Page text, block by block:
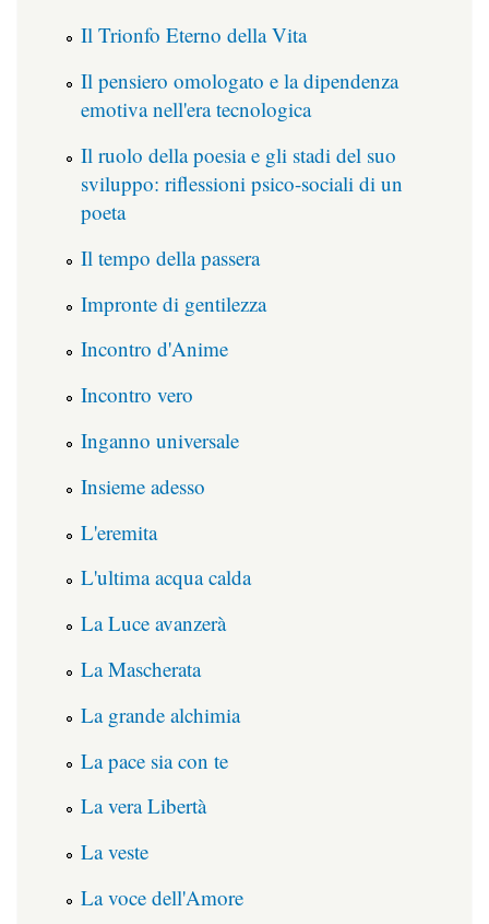
Il Trionfo Eterno della Vita
Il pensiero omologato e la dipendenza
emotiva nell'era tecnologica
Il ruolo della poesia e gli stadi del suo
sviluppo: riflessioni psico-sociali di un
poeta
Il tempo della passera
Impronte di gentilezza
Incontro d'Anime
Incontro vero
Inganno universale
Insieme adesso
L'eremita
L'ultima acqua calda
La Luce avanzerà
La Mascherata
La grande alchimia
La pace sia con te
La vera Libertà
La veste
La voce dell'Amore